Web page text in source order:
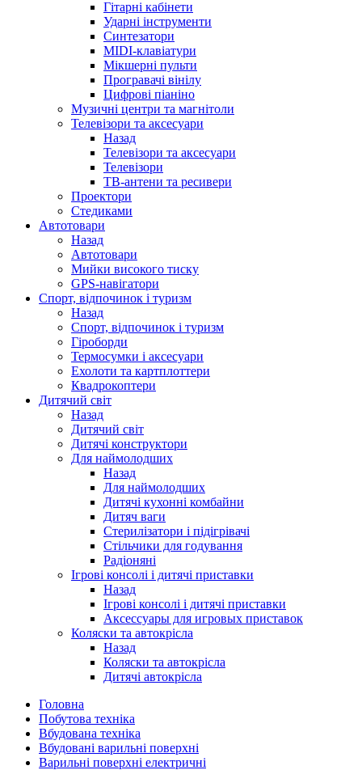
Гітарні кабінети
Ударні інструменти
Синтезатори
MIDI-клавіатури
Мікшерні пульти
Програвачі вінілу
Цифрові піаніно
Музичні центри та магнітоли
Телевізори та аксесуари
Назад
Телевізори та аксесуари
Телевізори
ТВ-антени та ресивери
Проектори
Стедиками
Автотовари
Назад
Автотовари
Мийки високого тиску
GPS-навігатори
Спорт, відпочинок і туризм
Назад
Спорт, відпочинок і туризм
Гіроборди
Термосумки і аксесуари
Ехолоти та картплоттери
Квадрокоптери
Дитячий світ
Назад
Дитячий світ
Дитячі конструктори
Для наймолодших
Назад
Для наймолодших
Дитячі кухонні комбайни
Дитяч ваги
Стерилізатори і підігрівачі
Стільчики для годування
Радіоняні
Ігрові консолі і дитячі приставки
Назад
Ігрові консолі і дитячі приставки
Аксессуары для игровых приставок
Коляски та автокрісла
Назад
Коляски та автокрісла
Дитячі автокрісла
Головна
Побутова техніка
Вбудована техніка
Вбудовані варильні поверхні
Варильні поверхні електричні